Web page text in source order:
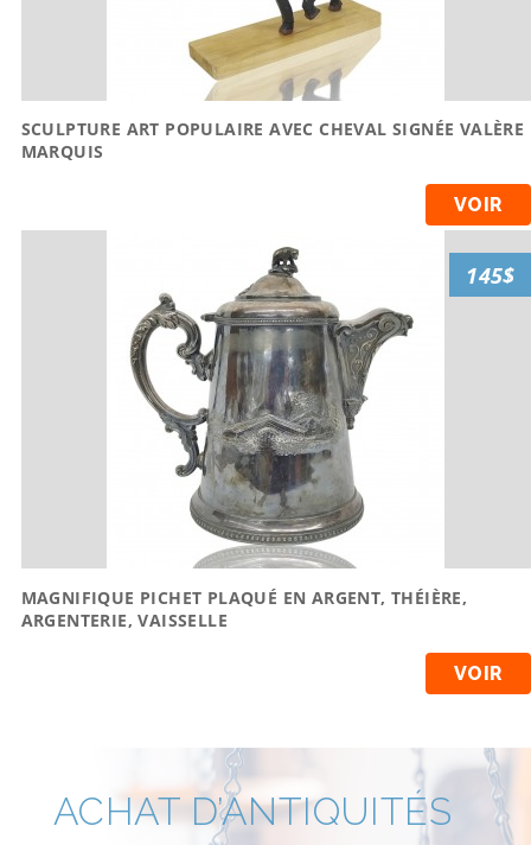
SCULPTURE ART POPULAIRE AVEC CHEVAL SIGNÉE VALÈRE
MARQUIS
VOIR
MAGNIFIQUE PICHET PLAQUÉ EN ARGENT, THÉIÈRE,
ARGENTERIE, VAISSELLE
VOIR
145$
ACHAT D’ANTIQUITÉS